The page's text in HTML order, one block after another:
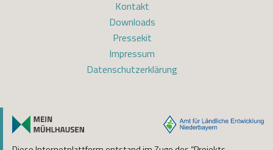
Kontakt
Downloads
Pressekit
Impressum
Datenschutzerklärung